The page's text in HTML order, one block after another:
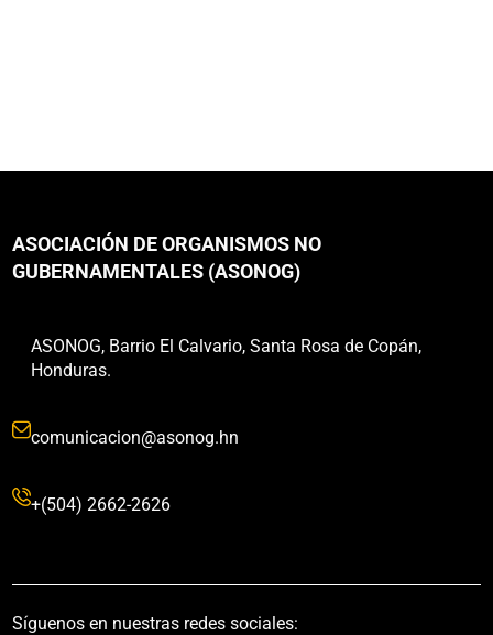
ASOCIACIÓN DE ORGANISMOS NO
GUBERNAMENTALES (ASONOG)
ASONOG, Barrio El Calvario, Santa Rosa de Copán,
Honduras.
comunicacion@asonog.hn
+(504) 2662-2626
Síguenos en nuestras redes sociales: